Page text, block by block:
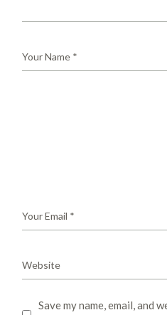
Save my name, email, and